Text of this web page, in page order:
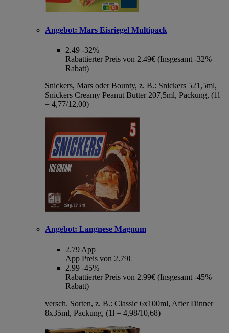
Angebot: Mars Eisriegel Multipack
2.49 -32%
Rabattierter Preis von 2.49€ (Insgesamt -32%
Rabatt)
Snickers, Mars oder Bounty, z. B.: Snickers 521,5ml,
Snickers Creamy Peanut Butter 207,5ml, Packung, (1l
= 4,77/12,00)
Angebot: Langnese Magnum
2.79 App
App Preis von 2.79€
2.99 -45%
Rabattierter Preis von 2.99€ (Insgesamt -45%
Rabatt)
versch. Sorten, z. B.: Classic 6x100ml, After Dinner
8x35ml, Packung, (1l = 4,98/10,68)